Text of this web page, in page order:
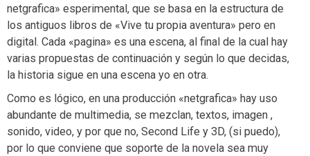
netgrafica» esperimental, que se basa en la estructura de
los antiguos libros de «Vive tu propia aventura» pero en
digital. Cada «pagina» es una escena, al final de la cual hay
varias propuestas de continuación y según lo que decidas,
la historia sigue en una escena yo en otra.
Como es lógico, en una producción «netgrafica» hay uso
abundante de multimedia, se mezclan, textos, imagen ,
sonido, video, y por que no, Second Life y 3D, (si puedo),
por lo que conviene que soporte de la novela sea muy